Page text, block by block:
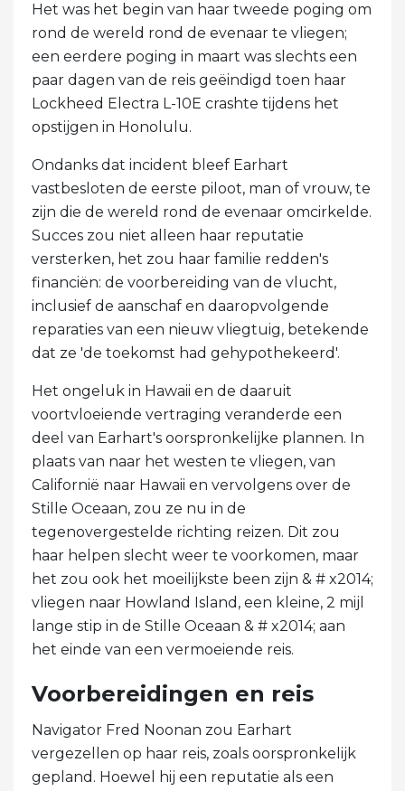
Het was het begin van haar tweede poging om
rond de wereld rond de evenaar te vliegen;
een eerdere poging in maart was slechts een
paar dagen van de reis geëindigd toen haar
Lockheed Electra L-10E crashte tijdens het
opstijgen in Honolulu.
Ondanks dat incident bleef Earhart
vastbesloten de eerste piloot, man of vrouw, te
zijn die de wereld rond de evenaar omcirkelde.
Succes zou niet alleen haar reputatie
versterken, het zou haar familie redden's
financiën: de voorbereiding van de vlucht,
inclusief de aanschaf en daaropvolgende
reparaties van een nieuw vliegtuig, betekende
dat ze 'de toekomst had gehypothekeerd'.
Het ongeluk in Hawaii en de daaruit
voortvloeiende vertraging veranderde een
deel van Earhart's oorspronkelijke plannen. In
plaats van naar het westen te vliegen, van
Californië naar Hawaii en vervolgens over de
Stille Oceaan, zou ze nu in de
tegenovergestelde richting reizen. Dit zou
haar helpen slecht weer te voorkomen, maar
het zou ook het moeilijkste been zijn & # x2014;
vliegen naar Howland Island, een kleine, 2 mijl
lange stip in de Stille Oceaan & # x2014; aan
het einde van een vermoeiende reis.
Voorbereidingen en reis
Navigator Fred Noonan zou Earhart
vergezellen op haar reis, zoals oorspronkelijk
gepland. Hoewel hij een reputatie als een